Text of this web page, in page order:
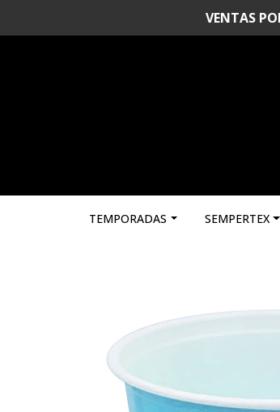
VENTAS
TEMPORADAS SEMPERTEX